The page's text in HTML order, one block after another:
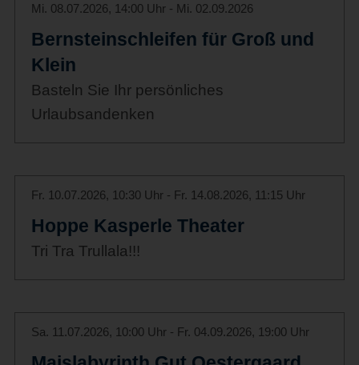
Mi. 08.07.2026, 14:00 Uhr - Mi. 02.09.2026
Bernsteinschleifen für Groß und
Klein
Basteln Sie Ihr persönliches
Urlaubsandenken
Fr. 10.07.2026, 10:30 Uhr - Fr. 14.08.2026, 11:15 Uhr
Hoppe Kasperle Theater
Tri Tra Trullala!!!
Sa. 11.07.2026, 10:00 Uhr - Fr. 04.09.2026, 19:00 Uhr